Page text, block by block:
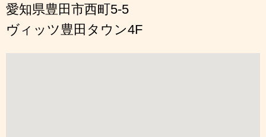
愛知県豊田市西町5-5
ヴィッツ豊田タウン4F